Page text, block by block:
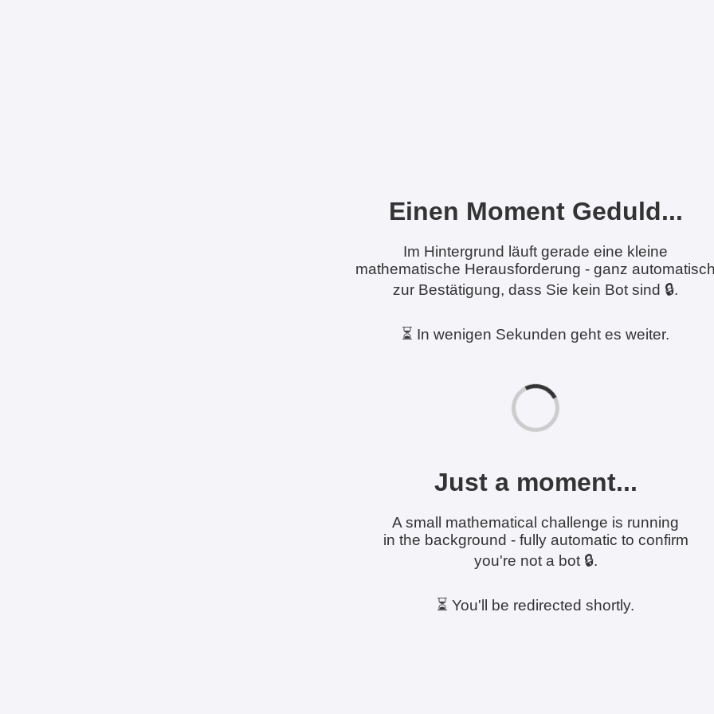
Einen Moment Geduld...
Im Hintergrund läuft gerade eine kleine
mathematische Herausforderung - ganz
zur Bestätigung, dass Sie kein Bot sind 🔒.
⏳ In wenigen Sekunden geht es weiter.
Just a moment...
A small mathematical challenge is running
in the background - fully automatic to confirm
you're not a bot 🔒.
⏳ You'll be redirected shortly.